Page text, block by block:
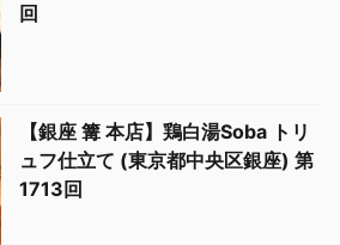
回
【銀座 篝 本店】鶏白湯Soba トリ
ュフ仕立て (東京都中央区銀座) 第
1713回